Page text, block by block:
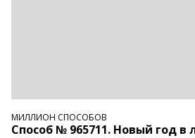
МИЛЛИОН СПОСОБОВ
Способ № 965711. Новый год в